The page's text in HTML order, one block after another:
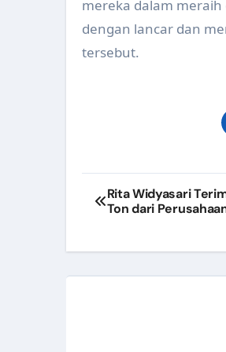
mereka dalam meraih
dengan lancar dan
tersebut.
Navigasi
pos
Rita Widyasari
Ton dari